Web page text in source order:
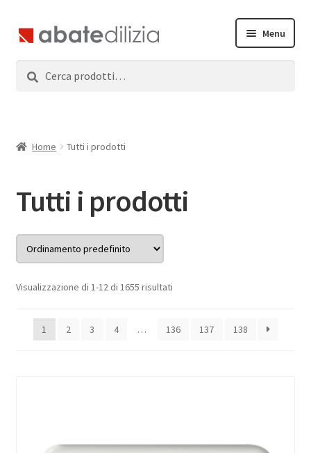
Vai
alla
navigazione
Vai
al
contenuto
Menu
Servizi
Contatti
Accedi
Registrati
Home Tutti i prodotti
Tutti i prodotti
Visualizzazione di 1-12 di 1655 risultati
1 2 3 4 … 136 137 138